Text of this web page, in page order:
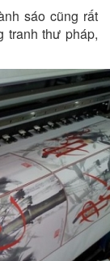
sáo cũng rất
tranh thư pháp,